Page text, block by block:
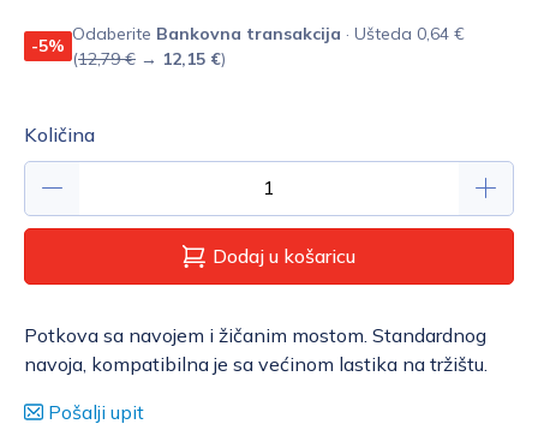
-5%
Odaberite Bankovna transakcija · Ušteda 0,64 €
(12,79 € → 12,15 €)
Količina
Dodaj u košaricu
Potkova sa navojem i žičanim mostom. Standardnog
navoja, kompatibilna je sa većinom lastika na tržištu.
Pošalji upit